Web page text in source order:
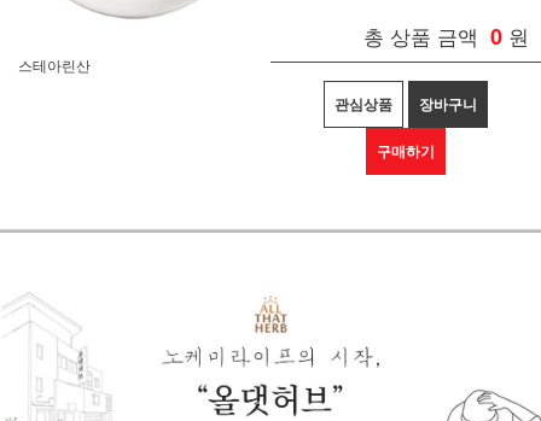
스테아린산
총 상품 금액 0 원
관심상품 장바구니
구매하기